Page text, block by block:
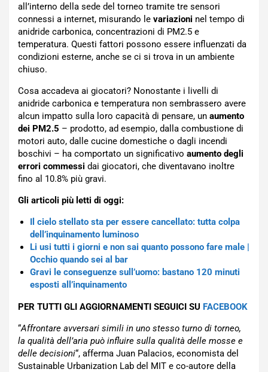
all’interno della sede del torneo tramite tre sensori
connessi a internet, misurando le variazioni nel tempo di
anidride carbonica, concentrazioni di PM2.5 e
temperatura. Questi fattori possono essere influenzati da
condizioni esterne, anche se ci si trova in un ambiente
chiuso.
Cosa accadeva ai giocatori? Nonostante i livelli di
anidride carbonica e temperatura non sembrassero avere
alcun impatto sulla loro capacità di pensare, un aumento
dei PM2.5 – prodotto, ad esempio, dalla combustione di
motori auto, dalle cucine domestiche o dagli incendi
boschivi – ha comportato un significativo aumento degli
errori commessi dai giocatori, che diventavano inoltre
fino al 10.8% più gravi.
Gli articoli più letti di oggi:
Il cielo stellato sta per essere cancellato: tutta colpa
dell’inquinamento luminoso
Li usi tutti i giorni e non sai quanto possono fare male |
Occhio quando sei al bar
Gravi le conseguenze sull’uomo: bastano 120 minuti
esposti all’inquinamento
PER TUTTI GLI AGGIORNAMENTI SEGUICI SU FACEBOOK
“Affrontare avversari simili in uno stesso turno di torneo,
la qualità dell’aria può influire sulla qualità delle mosse e
delle decisioni“, afferma Juan Palacios, economista del
Sustainable Urbanization Lab del MIT e co-autore della